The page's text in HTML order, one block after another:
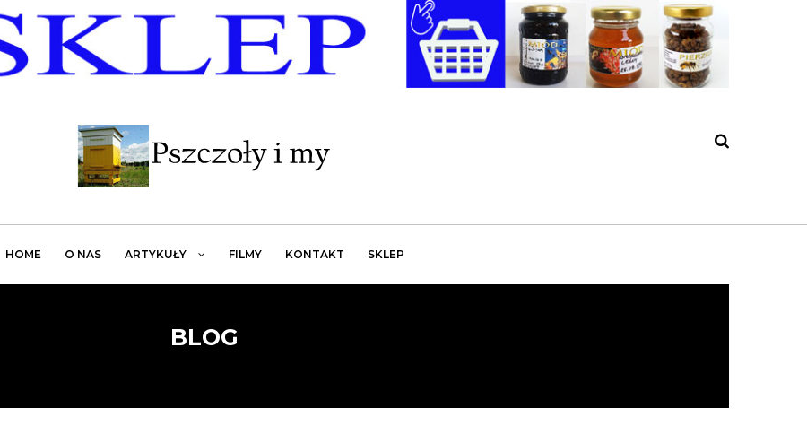
HOME O NAS ARTYKUŁY FILMY KONTAKT SKLEP
BLOG